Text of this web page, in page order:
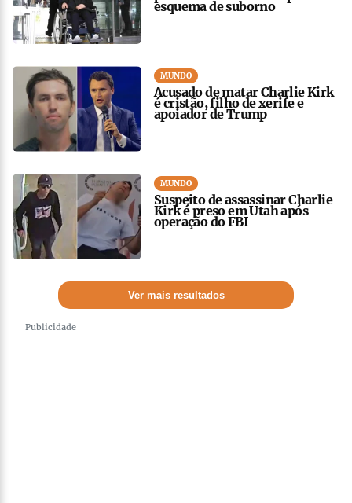
esquema de suborno
MUNDO
Acusado de matar Charlie Kirk
é cristão, filho de xerife e
apoiador de Trump
MUNDO
Suspeito de assassinar Charlie
Kirk é preso em Utah após
operação do FBI
Ver mais resultados
Publicidade